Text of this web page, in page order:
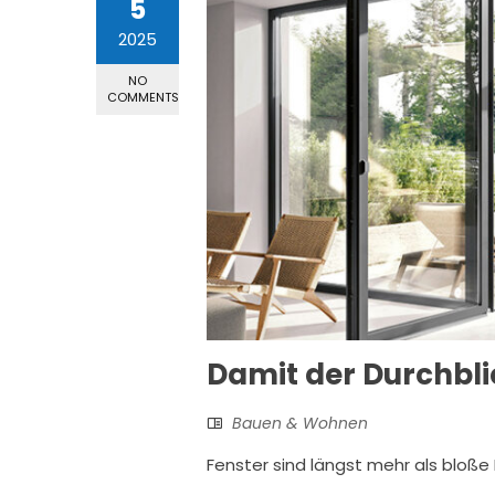
5
2025
NO
COMMENTS
Damit der
Bauen & Wohnen
Fenster sind längst mehr als